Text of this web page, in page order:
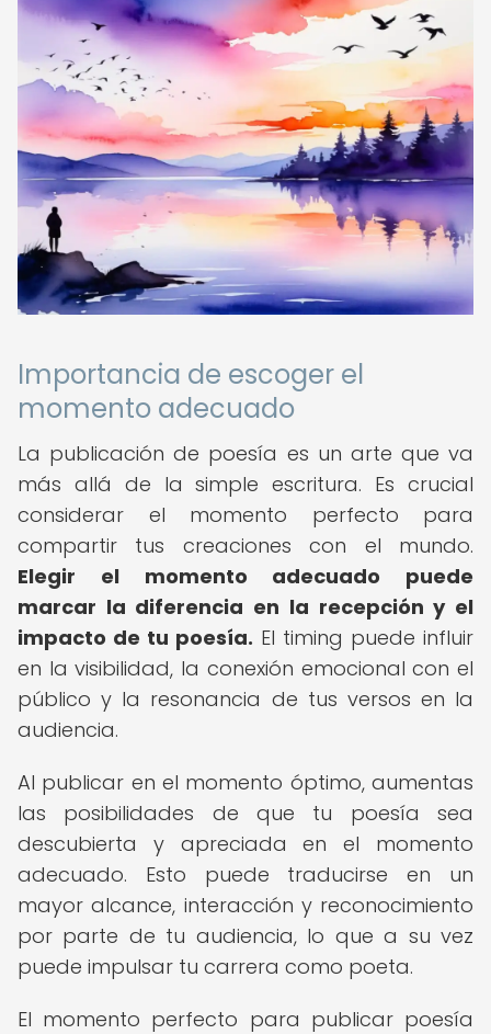
Importancia de escoger el
momento adecuado
La publicación de poesía es un arte que va
más allá de la simple escritura. Es crucial
considerar el momento perfecto para
compartir tus creaciones con el mundo.
Elegir el momento adecuado puede
marcar la diferencia en la recepción y el
impacto de tu poesía. El timing puede influir
en la visibilidad, la conexión emocional con el
público y la resonancia de tus versos en la
audiencia.
Al publicar en el momento óptimo, aumentas
las posibilidades de que tu poesía sea
descubierta y apreciada en el momento
adecuado. Esto puede traducirse en un
mayor alcance, interacción y reconocimiento
por parte de tu audiencia, lo que a su vez
puede impulsar tu carrera como poeta.
El momento perfecto para publicar poesía